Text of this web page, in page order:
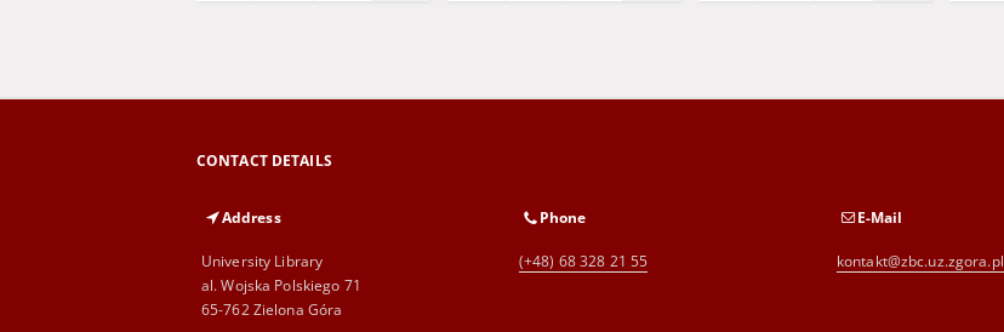
CONTACT DETAILS
Address
University Library
al. Wojska Polskiego 71
65-762 Zielona Góra
Phone
(+48) 68 328 21 55
E-Mail
kontakt@zbc.uz.zgora.pl